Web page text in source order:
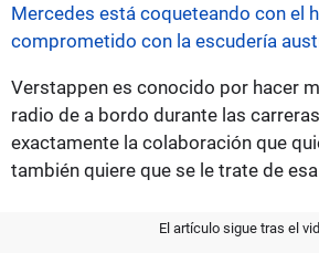
Mercedes está coqueteando con el
comprometido con la escudería
Verstappen es conocido por hacer
radio de a bordo durante las
exactamente la colaboración que
también quiere que se le trate de
El artículo sigue tras el